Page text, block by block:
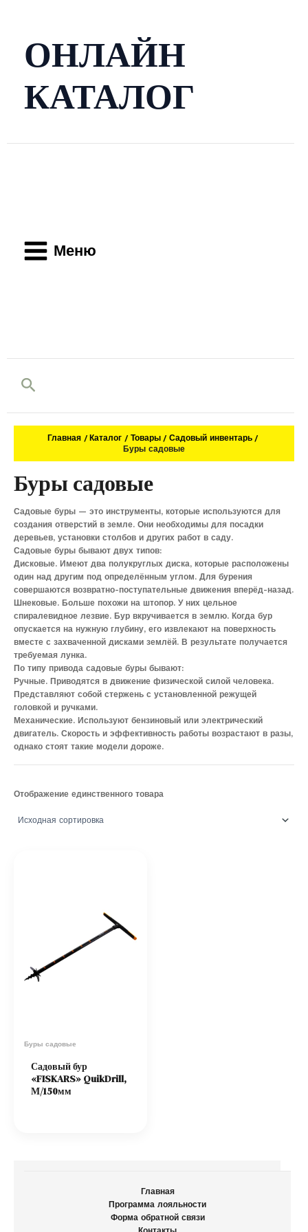
ОНЛАЙН
КАТАЛОГ
Меню
Поиск
Главная Каталог Товары
Садовый инвентарь
Буры садовые
Буры садовые
Садовые буры — это инструменты, которые используются для
создания отверстий в земле. Они необходимы для посадки
деревьев, установки столбов и других работ в саду.
Садовые буры бывают двух типов:
Дисковые. Имеют два полукруглых диска, которые расположены
один над другим под определённым углом. Для бурения
совершаются возвратно-поступательные движения вперёд-назад.
Шнековые. Больше похожи на штопор. У них цельное
спиралевидное лезвие. Бур вкручивается в землю. Когда бур
опускается на нужную глубину, его извлекают на поверхность
вместе с захваченной дисками землёй. В результате получается
требуемая лунка.
По типу привода садовые буры бывают:
Ручные. Приводятся в движение физической силой человека.
Представляют собой стержень с установленной режущей
головкой и ручками.
Механические. Используют бензиновый или электрический
двигатель. Скорость и эффективность работы возрастают в разы,
однако стоят такие модели дороже.
Отображение единственного товара
Буры садовые
Садовый бур
«FISKARS» QuikDrill,
М/150мм
Главная
Программа лояльности
Форма обратной связи